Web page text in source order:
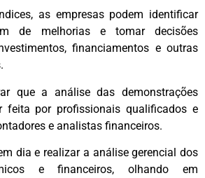
as empresas podem identificar
de melhorias e tomar decisões
financiamentos e outras
que a análise das demonstrações
feita por profissionais qualificados e
e analistas financeiros.
dia e realizar a análise gerencial dos
e financeiros, olhando em